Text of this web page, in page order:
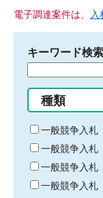
電子調達案件は、
キーワード検索
る
キ
ー
ワ
ー
ド
種類
一般競争入札
一般競争入札
一般競争入札
一般競争入札